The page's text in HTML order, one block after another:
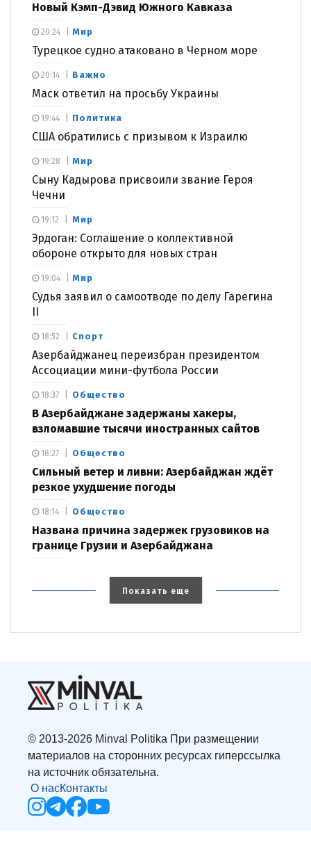
Новый Кэмп-Дэвид Южного Кавказа
Мир
Турецкое судно атаковано в Черном море
20:24
Важно
Маск ответил на просьбу Украины
20:14
Политика
США обратились с призывом к Израилю
19:44
Мир
Сыну Кадырова присвоили звание Героя
Чечни
19:28
Мир
Эрдоган: Соглашение о коллективной
обороне открыто для новых стран
19:12
Мир
Судья заявил о самоотводе по делу Гарегина
19:04
Спорт
Азербайджанец переизбран президентом
Ассоциации мини-футбола России
18:52
Общество
В Азербайджане задержаны хакеры,
взломавшие тысячи иностранных сайтов
18:37
Общество
Сильный ветер и ливни: Азербайджан ждёт
резкое ухудшение погоды
18:27
Общество
Названа причина задержек грузовиков на
границе Грузии и Азербайджана
18:14
Показать еще
© 2013-2026 Minval Politika При размещении
материалов на сторонних ресурсах гиперссылка
на источник обязательна.
О насКонтакты